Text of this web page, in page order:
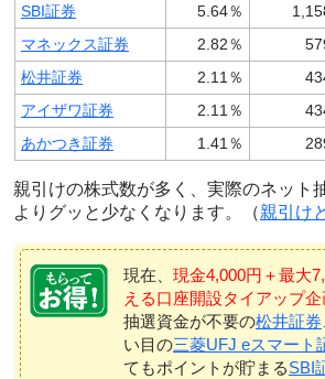
SBI証券 5.64％
マネックス証券
2.82％
松井証券
2.11％
アイザワ証券
2.11％
あかつき証券
1.41％
親引けの株式数が多く、実際のネット
よりグッと少なくなります。（親引け
現在、 現金4,000円＋最大
える口座開設タイアップ企
抽選資金が不要の松井証券
い目の三菱UFJ eスマート
てもポイントが貯まるSBI